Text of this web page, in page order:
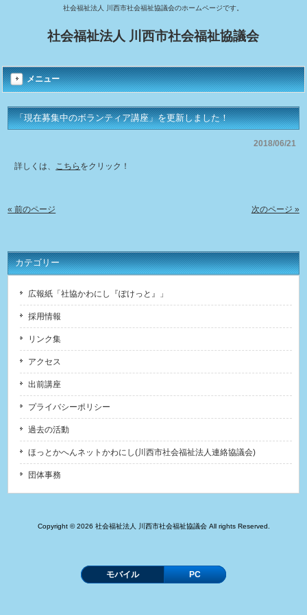
社会福祉法人 川西市社会福祉協議会のホームページです。
社会福祉法人 川西市社会福祉協議会
メニュー
「現在募集中のボランティア講座」を更新しました！
2018/06/21
詳しくは、 こちら をクリック！
« 前のページ 次のページ »
カテゴリー
広報紙「社協かわにし『ぽけっと』」
採用情報
リンク集
アクセス
出前講座
プライバシーポリシー
過去の活動
ほっとかへんネットかわにし(川西市社会福祉法人連絡協議会)
団体事務
Copyright © 2026 社会福祉法人 川西市社会福祉協議会 All rights Reserved.
モバイル PC